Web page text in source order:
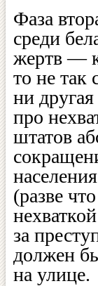
Фаза
среди
жертв —
то не так
ни
про
штатов
(разве
за
должен
на улице.